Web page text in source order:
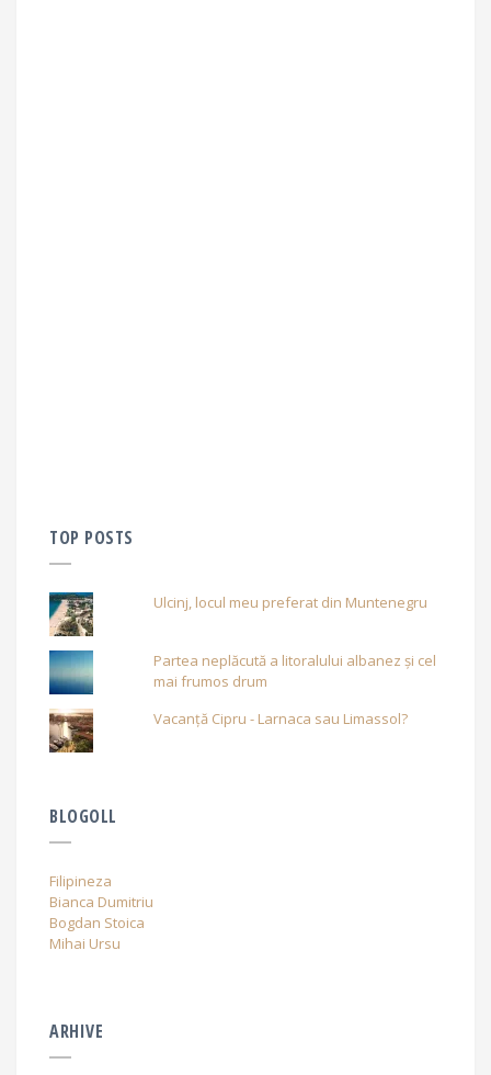
TOP POSTS
Ulcinj, locul meu preferat din Muntenegru
Partea neplăcută a litoralului albanez și cel
mai frumos drum
Vacanță Cipru - Larnaca sau Limassol?
BLOGOLL
Filipineza
Bianca Dumitriu
Bogdan Stoica
Mihai Ursu
ARHIVE